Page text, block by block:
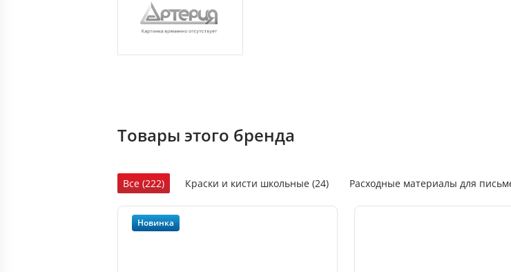
Товары этого бренда
Все (222) Краски и кисти школьные (24) Расходные материалы для
Краски художественные и кисти (138) Инструменты и аксессуары
Новинка